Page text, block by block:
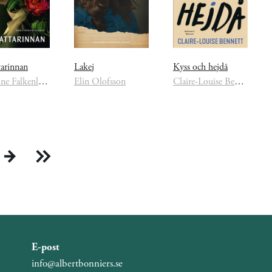
Christine Falkenland
Lakej
Elin Olofsson
Kyss och hejdå
Claire-Louise Bennett
E-post
info@albertbonniers.se